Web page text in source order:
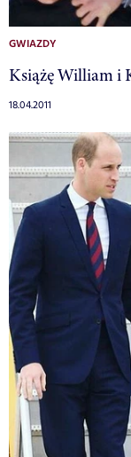
GWIAZDY
Książę William i
18.04.2011